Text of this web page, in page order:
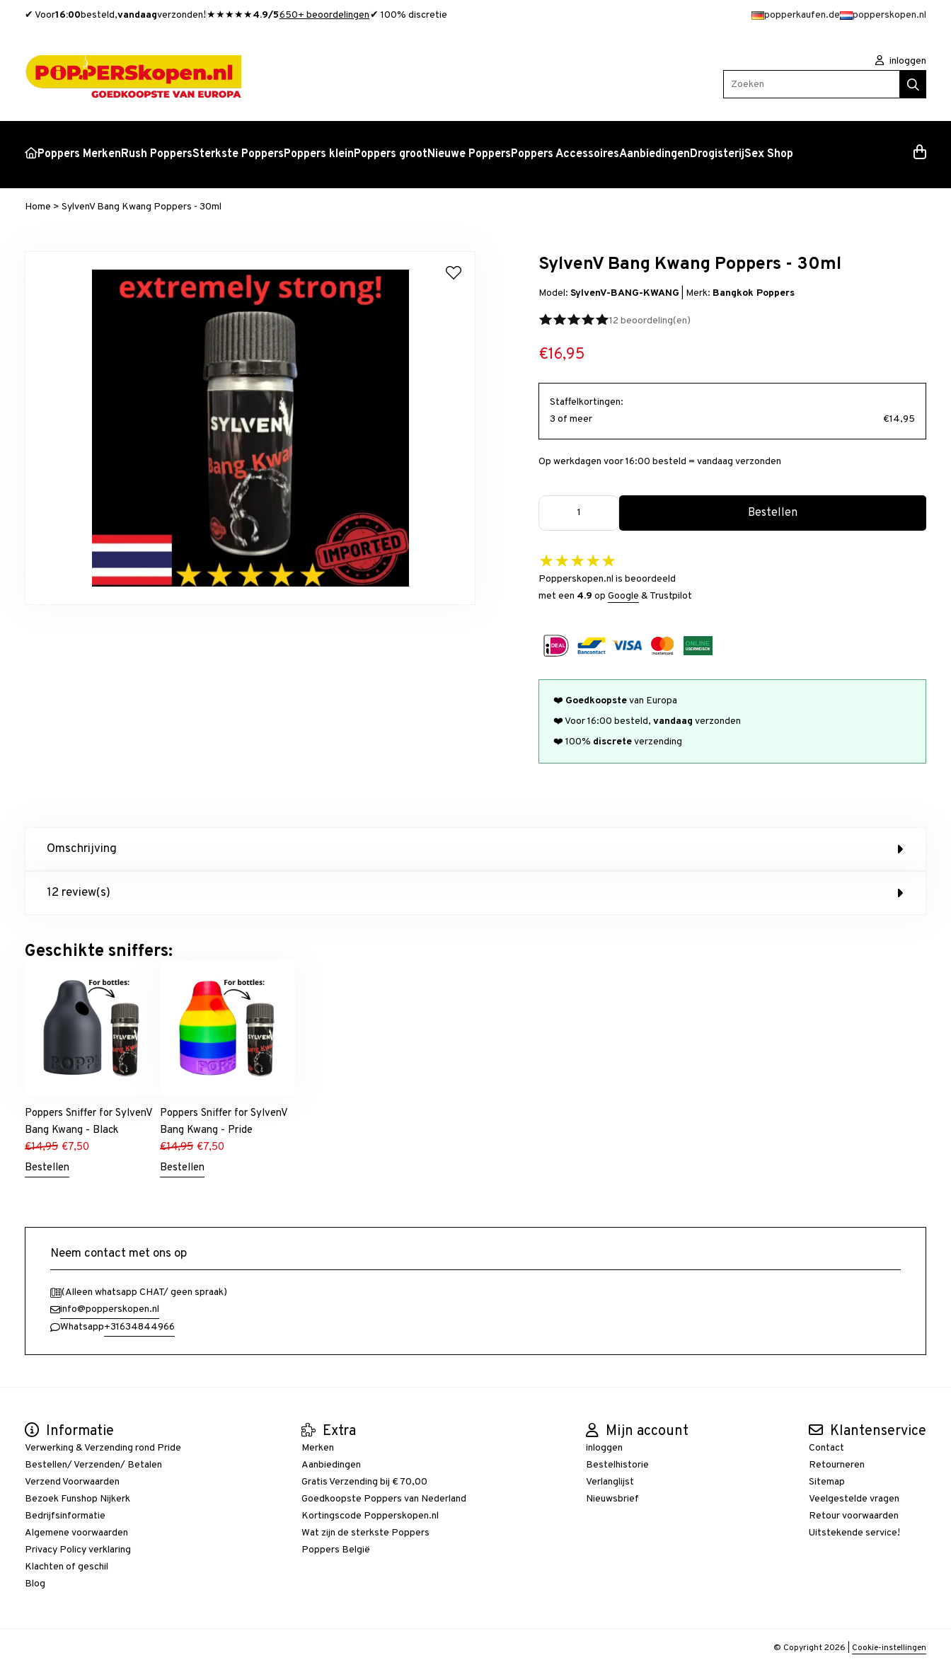
✔ Voor16:00besteld,vandaagverzonden!★★★★★4.9/5650+ beoordelingen✔ 100% discretie popperkaufen.de popperskopen.nl
inloggen
Zoeken
Poppers MerkenRush PoppersSterkste PoppersPoppers kleinPoppers grootNieuwe PoppersPoppers AccessoiresAanbiedingenDrogisterijSex Shop
Home > SylvenV Bang Kwang Poppers - 30ml
SylvenV Bang Kwang Poppers - 30ml
Model:SylvenV-BANG-KWANG Merk: Bangkok Poppers
12 beoordeling(en)
€16,95
Staffelkortingen:
3 of meer
€14,95
Op werkdagen voor 16:00 besteld = vandaag verzonden
Bestellen
★★★★★
Popperskopen.nl is beoordeeld
met een 4.9 opGoogle & Trustpilot
❤️ Goedkoopstevan Europa
❤️ Voor 16:00 besteld,vandaag verzonden
❤️ 100% discreteverzending
Omschrijving
12 review(s)
Geschikte sniffers:
Poppers Sniffer for SylvenV
Bang Kwang - Black
€14,95 €7,50
Bestellen
Poppers Sniffer for SylvenV
Bang Kwang - Pride
€14,95 €7,50
Bestellen
Neem contact met ons op
(Alleen whatsapp CHAT/ geen spraak)
info@popperskopen.nl
Whatsapp+31634844966
Informatie
Verwerking & Verzending rond Pride
Bestellen/ Verzenden/ Betalen
Verzend Voorwaarden
Bezoek Funshop Nijkerk
Bedrijfsinformatie
Algemene voorwaarden
Privacy Policy verklaring
Klachten of geschil
Blog
Extra
Merken
Aanbiedingen
Gratis Verzending bij € 70,00
Goedkoopste Poppers van Nederland
Kortingscode Popperskopen.nl
Wat zijn de sterkste Poppers
Poppers België
Mijn account
inloggen
Bestelhistorie
Verlanglijst
Nieuwsbrief
Klantenservice
Contact
Retourneren
Sitemap
Veelgestelde vragen
Retour voorwaarden
Uitstekende service!
© Copyright 2026 Cookie-instellingen